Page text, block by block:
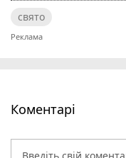
свято
Коментарі